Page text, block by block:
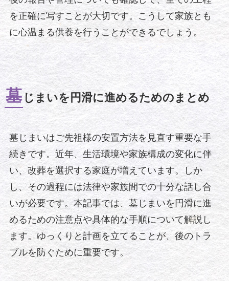
を正確に写すことが大切です。こうして家族とも
に心温まる供養を行うことができるでしょう。
墓じまいを円滑に進めるためのまとめ
墓じまいはご先祖様の安置方法を見直す重要な手
続きです。近年、生活環境や家族構成の変化に伴
い、改葬を選択する家庭が増えています。しか
し、その過程には法律や家族間での十分な話し合
いが必要です。本記事では、墓じまいを円滑に進
めるための注意点や具体的な手順について解説し
ます。ゆっくりと計画を立てることが、後のトラ
ブルを防ぐために重要です。